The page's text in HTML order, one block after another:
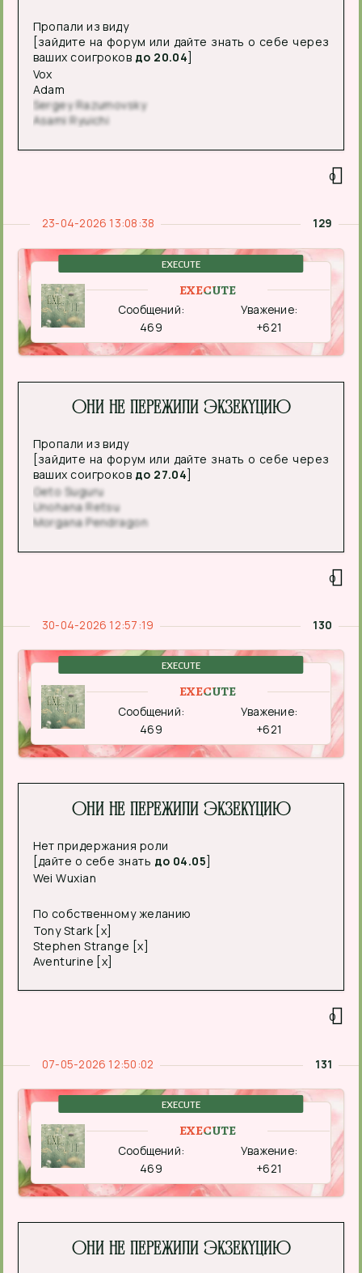
Пропали из виду
[зайдите на форум или дайте знать о себе через
ваших соигроков до 20.04
Vox
Adam
Sergey Razumovsky
Asami Ryuichi
0
129
23-04-2026 13:08:38
EXECUTE
EXECUTE
Сообщений:
469
Уважение:
+621
Они не пережили экзекуцию
Пропали из виду
[зайдите на форум или дайте знать о себе через
ваших соигроков до 27.04]
Geto Suguru
Unohana Retsu
Morgana Pendragon
0
130
30-04-2026 12:57:19
EXECUTE
EXECUTE
Сообщений:
469
Уважение:
+621
Они не пережили экзекуцию
Нет придержания роли
[дайте о себе знать до 04.05]
Wei Wuxian
По собственному желанию
Tony Stark [x]
Stephen Strange [x]
Aventurine [x]
0
131
07-05-2026 12:50:02
EXECUTE
EXECUTE
Сообщений:
469
Уважение:
+621
Они не пережили экзекуцию